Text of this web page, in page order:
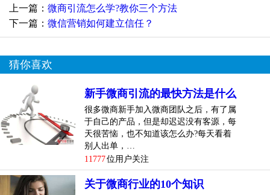
上一篇： 微商引流怎么学?教你三个方法
下一篇： 微信营销如何建立信任？
猜你喜欢
新手微商引流的最快方法是什么
很多微商新手加入微商团队之后，有了属
于自己的产品，但是却迟迟没有客源，每
天很苦恼，也不知道该怎么办?每天看着
别人出单，…
11777位用户关注
关于微商行业的10个知识